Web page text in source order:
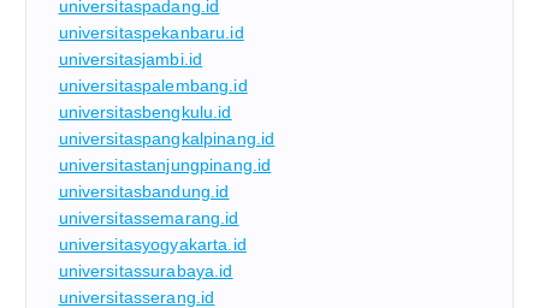
universitaspadang.id
universitaspekanbaru.id
universitasjambi.id
universitaspalembang.id
universitasbengkulu.id
universitaspangkalpinang.id
universitastanjungpinang.id
universitasbandung.id
universitassemarang.id
universitasyogyakarta.id
universitassurabaya.id
universitasserang.id